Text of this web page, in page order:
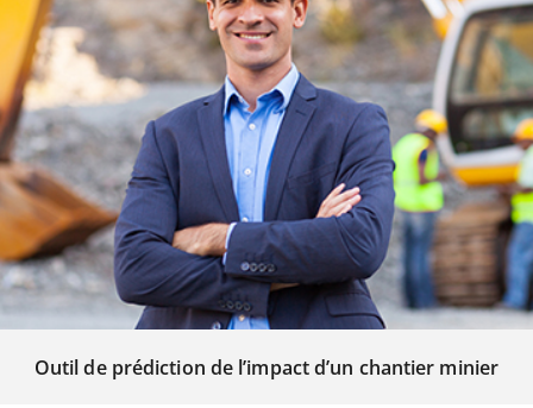
Outil de prédiction de l’impact d’un chantier minier